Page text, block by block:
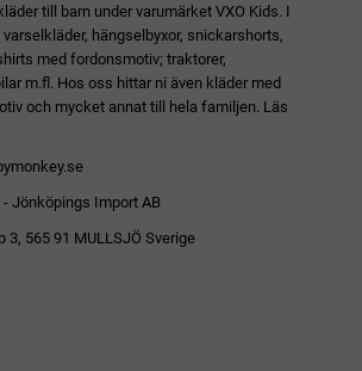
till barn under varumärket VXO Kids. I
hängselbyxor, snickarshorts,
med fordonsmotiv; traktorer,
m.fl. Hos oss hittar ni även kläder med
och mycket annat till hela familjen. Läs
- Jönköpings Import AB
3, 565 91 MULLSJÖ Sverige